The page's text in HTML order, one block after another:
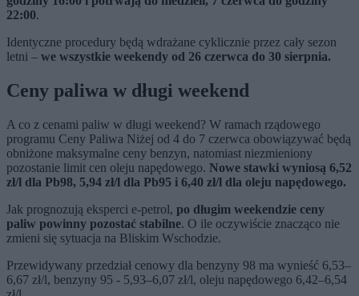
22:00.
Identyczne procedury będą wdrażane cyklicznie przez cały sezon
letni – we wszystkie weekendy od 26 czerwca do 30 sierpnia.
Ceny paliwa w długi weekend
A co z cenami paliw w długi weekend? W ramach rządowego
programu Ceny Paliwa Niżej od 4 do 7 czerwca obowiązywać będą
obniżone maksymalne ceny benzyn, natomiast niezmieniony
pozostanie limit cen oleju napędowego. Nowe stawki wyniosą 6,52
zł/l dla Pb98, 5,94 zł/l dla Pb95 i 6,40 zł/l dla oleju napędowego.
Jak prognozują eksperci e-petrol, po długim weekendzie ceny
paliw powinny pozostać stabilne. O ile oczywiście znacząco nie
zmieni się sytuacja na Bliskim Wschodzie.
Przewidywany przedział cenowy dla benzyny 98 ma wynieść 6,53–
6,67 zł/l, benzyny 95 - 5,93–6,07 zł/l, oleju napędowego 6,42–6,54